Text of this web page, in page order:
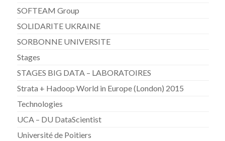
SOFTEAM Group
SOLIDARITE UKRAINE
SORBONNE UNIVERSITE
Stages
STAGES BIG DATA – LABORATOIRES
Strata + Hadoop World in Europe (London) 2015
Technologies
UCA – DU DataScientist
Université de Poitiers